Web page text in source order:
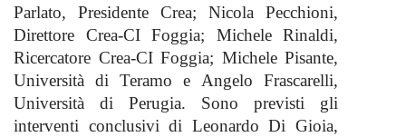
Parlato, Presidente Crea; Nicola Pecchioni,
Direttore Crea-CI Foggia; Michele Rinaldi,
Ricercatore Crea-CI Foggia; Michele Pisante,
Università di Teramo e Angelo Frascarelli,
Università di Perugia. Sono previsti gli
interventi conclusivi di Leonardo Di Gioia,